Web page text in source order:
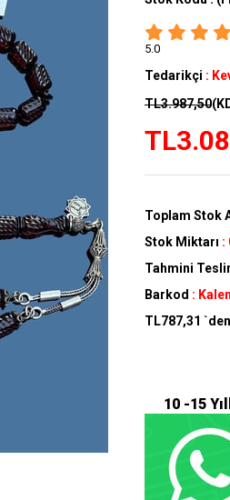
5.0
Tedarikçi :
TL3.987,50
Toplam Stok
Stok Miktarı :
Tahmini
Barkod :
TL787,31
10 -15